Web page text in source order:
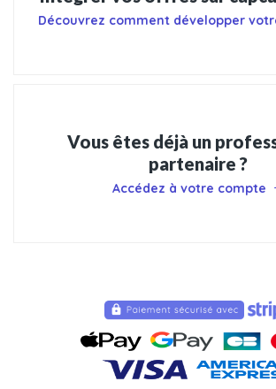
Découvrez comment développer
Vous êtes déjà un
partenaire ?
Accédez à votre compte